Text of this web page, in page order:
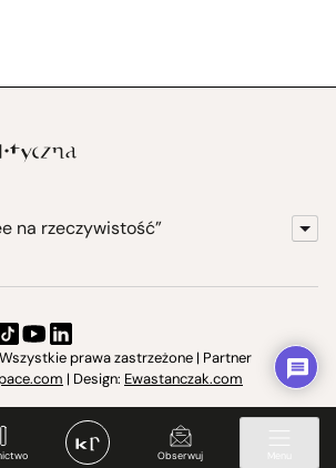
Obserwuj
na rzeczywistość”
Politycznejprawa zastrzeżone | Partner
| Design: Ewastanczak.com